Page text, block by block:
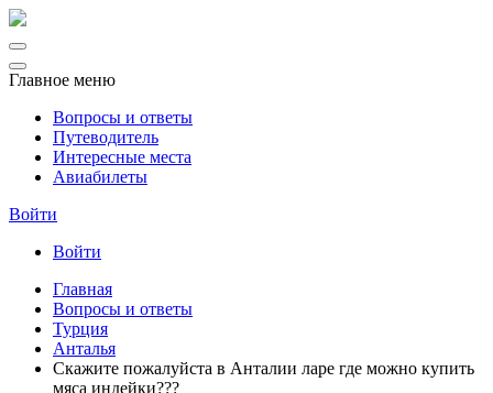
Главное меню
Вопросы и ответы
Путеводитель
Интересные места
Авиабилеты
Войти
Войти
Главная
Вопросы и ответы
Турция
Анталья
Скажите пожалуйста в Анталии ларе где можно купить
мяса индейки???